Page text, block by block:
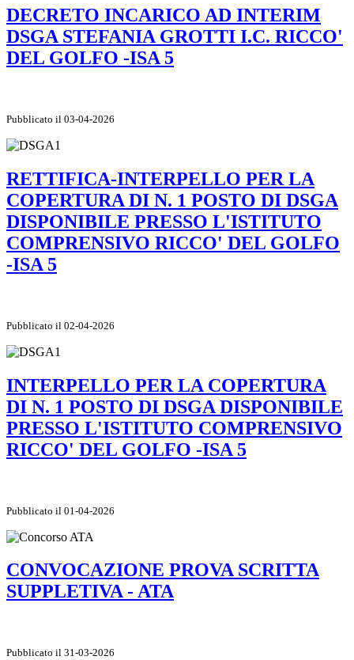
DECRETO INCARICO AD INTERIM
DSGA STEFANIA GROTTI I.C. RICCO'
DEL GOLFO -ISA 5
Pubblicato il 03-04-2026
RETTIFICA-INTERPELLO PER LA
COPERTURA DI N. 1 POSTO DI DSGA
DISPONIBILE PRESSO L'ISTITUTO
COMPRENSIVO RICCO' DEL GOLFO
-ISA 5
Pubblicato il 02-04-2026
INTERPELLO PER LA COPERTURA
DI N. 1 POSTO DI DSGA DISPONIBILE
PRESSO L'ISTITUTO COMPRENSIVO
RICCO' DEL GOLFO -ISA 5
Pubblicato il 01-04-2026
CONVOCAZIONE PROVA SCRITTA
SUPPLETIVA - ATA
Pubblicato il 31-03-2026